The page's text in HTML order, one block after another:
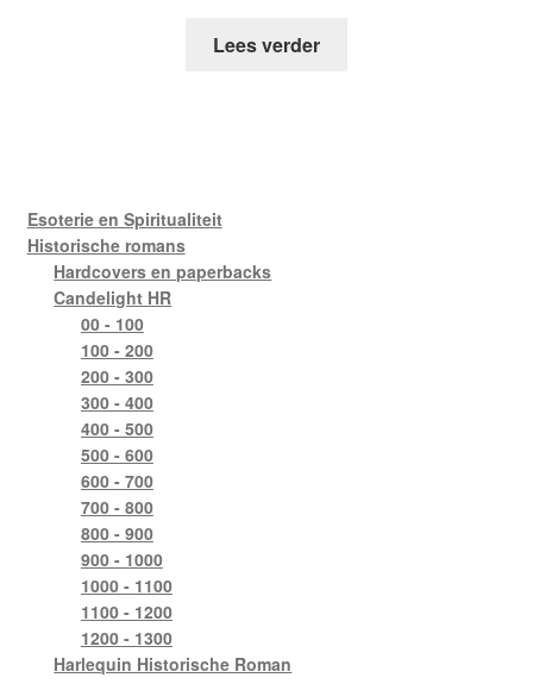
Lees verder
Esoterie en Spiritualiteit
Historische romans
Hardcovers en paperbacks
Candelight HR
00 - 100
100 - 200
200 - 300
300 - 400
400 - 500
500 - 600
600 - 700
700 - 800
800 - 900
900 - 1000
1000 - 1100
1100 - 1200
1200 - 1300
Harlequin Historische Roman